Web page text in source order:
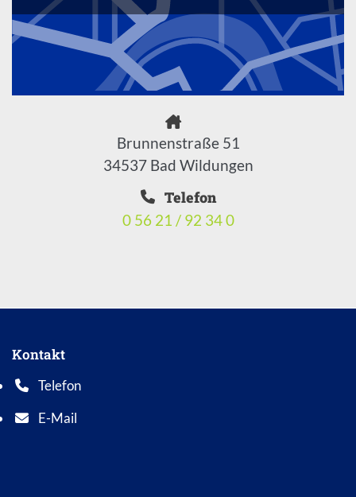
Brunnenstraße 51
34537 Bad Wildungen
Telefon
0 56 21 / 92 34 0
Kontakt
Telefon
Telefonnummer: 0 5 6 2 1 7 0 1 0
E-Mail
E-Mail Adresse: info@bad-wildungen.de